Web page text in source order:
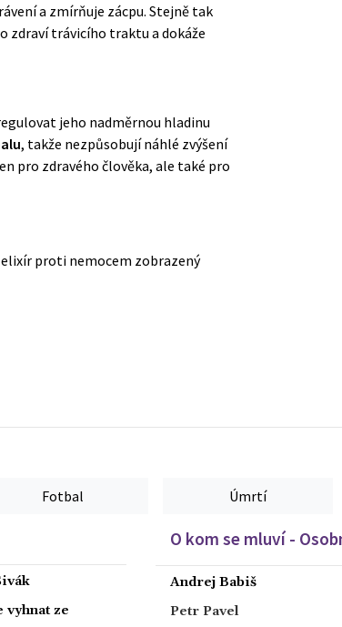
a zmírňuje zácpu. Stejně tak
zdraví trávicího traktu a dokáže
jeho nadměrnou hladinu
, takže nezpůsobují náhlé zvýšení
pro zdravého člověka, ale také pro
elixír proti nemocem zobrazený
Fotbal Úmrtí
ze
O kom se mluví -
Andrej Babiš
Petr Pavel